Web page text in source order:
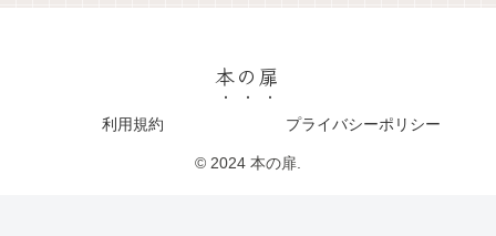
本の扉
利用規約 プライバシーポリシー
© 2024 本の扉.